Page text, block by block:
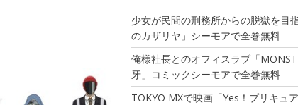
少女が民間の刑務所からの脱獄を目
のカザリヤ」シーモアで全巻無料
俺様社長とのオフィスラブ「
牙」コミックシーモアで全巻無料
TOKYO MXで映画「Yes！プリキュ